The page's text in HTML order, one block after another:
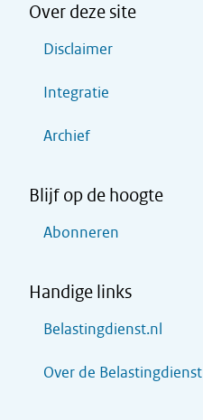
Over deze site
Disclaimer
Integratie
Archief
Blijf op de hoogte
Abonneren
Handige links
Belastingdienst.nl
Over de Belastingdienst